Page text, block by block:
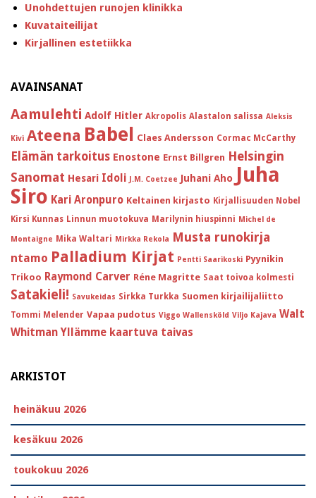
Unohdettujen runojen klinikka
Kuvataiteilijat
Kirjallinen estetiikka
AVAINSANAT
Aamulehti Adolf Hitler Akropolis Alastalon salissa Aleksis
Kivi Ateena Babel Claes Andersson Cormac McCarthy
Elämän tarkoitus Enostone Ernst Billgren Helsingin
Sanomat Hesari Idoli J.M. Coetzee Juhani Aho Juha
Siro Kari Aronpuro Keltainen kirjasto Kirjallisuuden Nobel
Kirsi Kunnas Linnun muotokuva Marilynin hiuspinni Michel de
Montaigne Mika Waltari Mirkka Rekola Musta runokirja
ntamo Palladium Kirjat Pentti Saarikoski Pyynikin
Trikoo Raymond Carver Réne Magritte Saat toivoa kolmesti
Satakieli! Savukeidas Sirkka Turkka Suomen kirjailijaliitto
Tommi Melender Vapaa pudotus Viggo Wallensköld Viljo Kajava Walt
Whitman Yllämme kaartuva taivas
ARKISTOT
heinäkuu 2026
kesäkuu 2026
toukokuu 2026